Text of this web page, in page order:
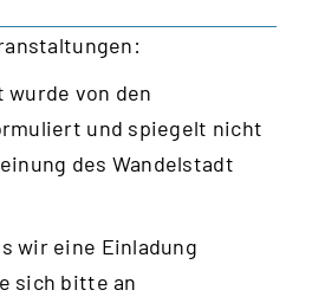
wurde von den
und spiegelt nicht
des Wandelstadt
wir eine Einladung
sich bitte an